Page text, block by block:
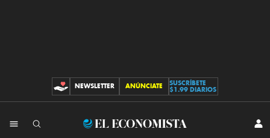
CONTRIBUCIONES
NEWSLETTER ANÚNCIATE
SUSCRÍBETE
$1.99 DIARIOS
El